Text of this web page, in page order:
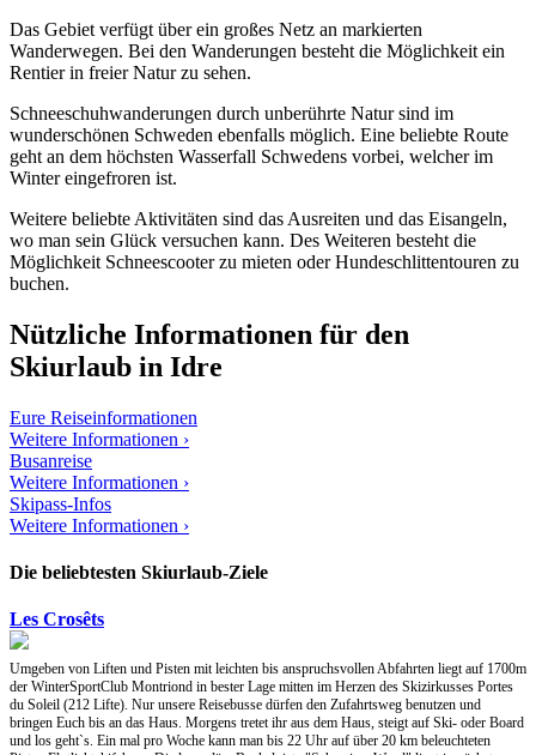
Das Gebiet verfügt über ein großes Netz an markierten
Wanderwegen. Bei den Wanderungen besteht die Möglichkeit ein
Rentier in freier Natur zu sehen.
Schneeschuhwanderungen durch unberührte Natur sind im
wunderschönen Schweden ebenfalls möglich. Eine beliebte Route
geht an dem höchsten Wasserfall Schwedens vorbei, welcher im
Winter eingefroren ist.
Weitere beliebte Aktivitäten sind das Ausreiten und das Eisangeln,
wo man sein Glück versuchen kann. Des Weiteren besteht die
Möglichkeit Schneescooter zu mieten oder Hundeschlittentouren zu
buchen.
Nützliche Informationen für den
Skiurlaub in Idre
Eure Reiseinformationen
Weitere Informationen ›
Busanreise
Weitere Informationen ›
Skipass-Infos
Weitere Informationen ›
Die beliebtesten Skiurlaub-Ziele
Les Crosêts
Umgeben von Liften und Pisten mit leichten bis anspruchsvollen Abfahrten liegt auf 1700m
der WinterSportClub Montriond in bester Lage mitten im Herzen des Skizirkusses Portes
du Soleil (212 Lifte). Nur unsere Reisebusse dürfen den Zufahrtsweg benutzen und
bringen Euch bis an das Haus. Morgens tretet ihr aus dem Haus, steigt auf Ski- oder Board
und los geht`s. Ein mal pro Woche kann man bis 22 Uhr auf über 20 km beleuchteten